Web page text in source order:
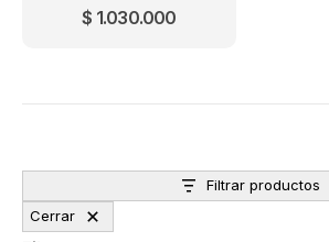
$ 1.030.000
Filtrar productos
Cerrar